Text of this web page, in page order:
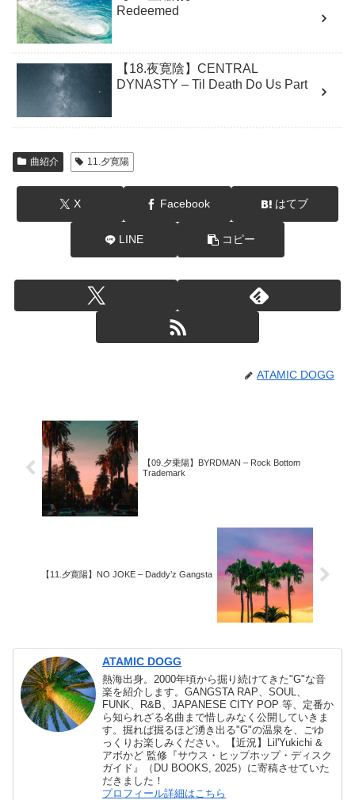
Redeemed
【18.夜寛陰】CENTRAL
DYNASTY – Til Death Do Us Part
曲紹介 11.夕寛陽
X Facebook はてブ
LINE コピー
ATAMIC DOGG
【09.夕乗陽】BYRDMAN – Rock Bottom
Trademark
【11.夕寛陽】NO JOKE – Daddy’z Gangsta
ATAMIC DOGG
熱海出身。2000年頃から掘り続けてきた"G"な音
楽を紹介します。GANGSTA RAP、SOUL、
FUNK、R&B、JAPANESE CITY POP 等、定番か
ら知られざる名曲まで惜しみなく公開していきま
す。掘れば掘るほど湧き出る"G"の温泉を、ごゆ
っくりお楽しみください。【近況】Lil'Yukichi &
アボかど 監修『サウス・ヒップホップ・ディスク
ガイド』（DU BOOKS, 2025）に寄稿させていた
だきました！
プロフィール詳細はこちら